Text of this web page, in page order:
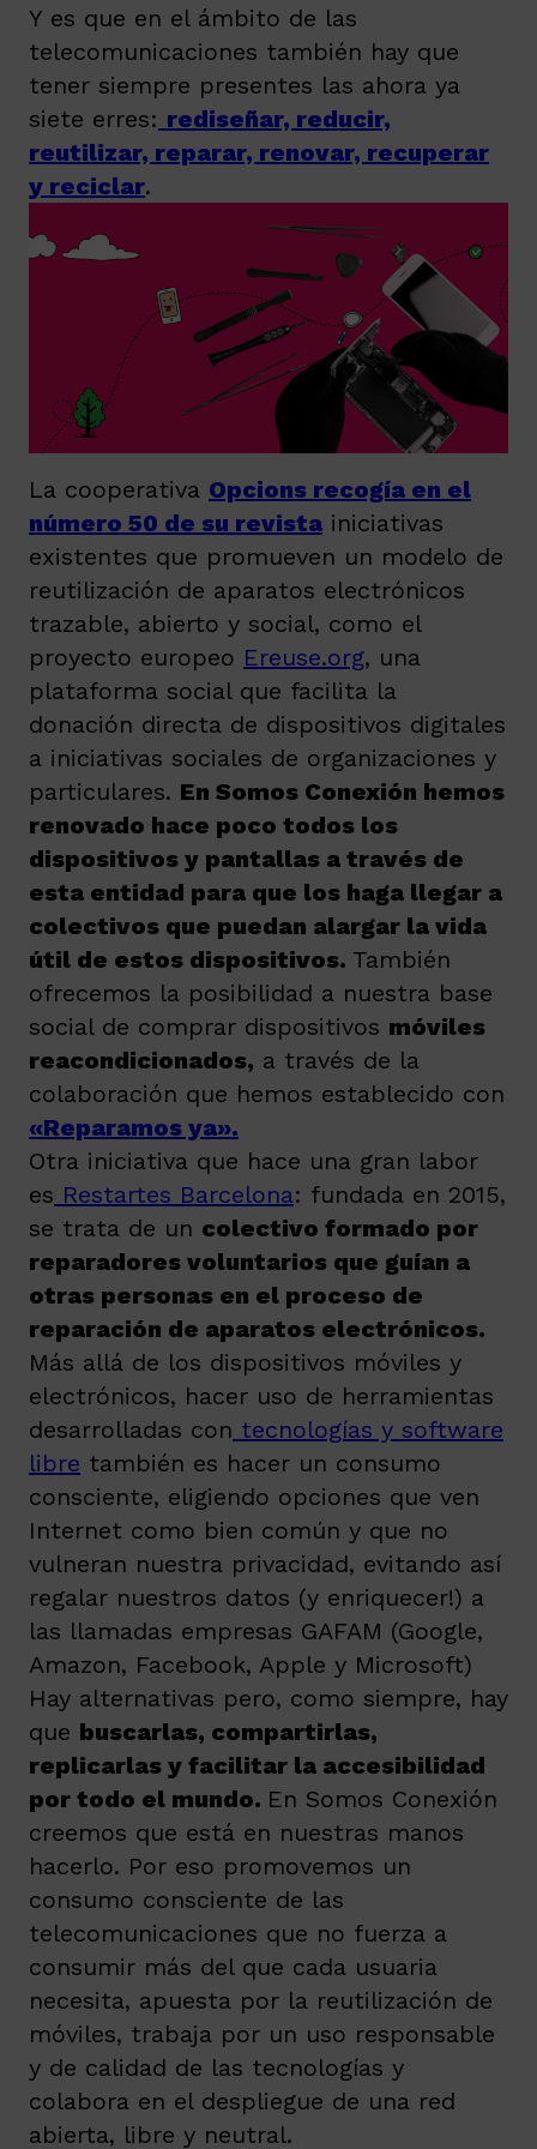
Y es que en el ámbito de las
telecomunicaciones también hay que
tener siempre presentes las ahora ya
siete erres: rediseñar, reducir,
reutilizar, reparar, renovar, recuperar
y reciclar.
La cooperativa Opcions recogía en el
número 50 de su revista iniciativas
existentes que promueven un modelo de
reutilización de aparatos electrónicos
trazable, abierto y social, como el
proyecto europeo Ereuse.org, una
plataforma social que facilita la
donación directa de dispositivos digitales
a iniciativas sociales de organizaciones y
particulares. En Somos Conexión hemos
renovado hace poco todos los
dispositivos y pantallas a través de
esta entidad para que los haga llegar a
colectivos que puedan alargar la vida
útil de estos dispositivos. También
ofrecemos la posibilidad a nuestra base
social de comprar dispositivos móviles
reacondicionados, a través de la
colaboración que hemos establecido con
«Reparamos ya».
Otra iniciativa que hace una gran labor
es Restartes Barcelona: fundada en 2015,
se trata de un colectivo formado por
reparadores voluntarios que guían a
otras personas en el proceso de
reparación de aparatos electrónicos.
Más allá de los dispositivos móviles y
electrónicos, hacer uso de herramientas
desarrolladas con tecnologías y software
libre también es hacer un consumo
consciente, eligiendo opciones que ven
Internet como bien común y que no
vulneran nuestra privacidad, evitando así
regalar nuestros datos (y enriquecer!) a
las llamadas empresas GAFAM (Google,
Amazon, Facebook, Apple y Microsoft)
Hay alternativas pero, como siempre, hay
que buscarlas, compartirlas,
replicarlas y facilitar la accesibilidad
por todo el mundo. En Somos Conexión
creemos que está en nuestras manos
hacerlo. Por eso promovemos un
consumo consciente de las
telecomunicaciones que no fuerza a
consumir más del que cada usuaria
necesita, apuesta por la reutilización de
móviles, trabaja por un uso responsable
y de calidad de las tecnologías y
colabora en el despliegue de una red
abierta, libre y neutral.